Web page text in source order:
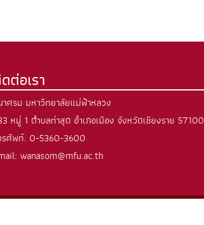
ต่อเรา
าศรม มหาวิทยาลัยแม่ฟ้าหลวง
หมู่ 1 ตำบลท่าสุด อำเภอเมือง จังหวัดเชียงราย 57100
รศัพท์. 0-5360-3600
wanasom@mfu.ac.th